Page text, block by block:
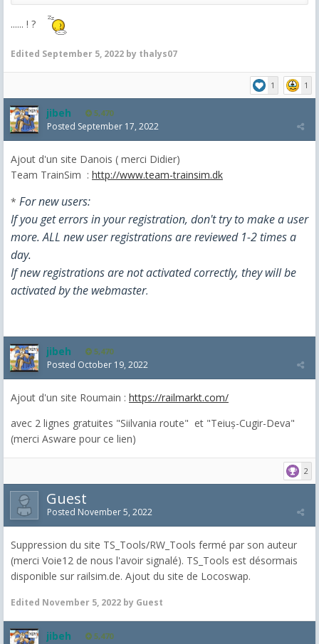
...... ! ?
Edited September 5, 2022 by thalys07
1 1
jibeh 5,470
Posted September 17, 2022
Ajout d'un site Danois ( merci Didier)
Team TrainSim : http://www.team-trainsim.dk
* For new users:
If you get errors in your registration, don't try to make a user
more. ALL new user registrations are reviewed 1-2 times a
day.
If new registrations are not activated correctly, they will be
activated by the webmaster.
jibeh 5,470
Posted October 19, 2022
Ajout d'un site Roumain : https://railmarkt.com/
avec 2 lignes gratuites "Siilvania route" et "Teiuș-Cugir-Deva"
(merci Asware pour ce lien)
2
Guest
Posted November 5, 2022
Suppression du site TS_Tools/RW_Tools fermé par son auteur
(merci Voie12 de nous l'avoir signalé). TS_Tools est désormais
disponible sur railsim.de. Ajout du site de Locoswap.
Edited November 5, 2022 by Guest
jibeh 5,470